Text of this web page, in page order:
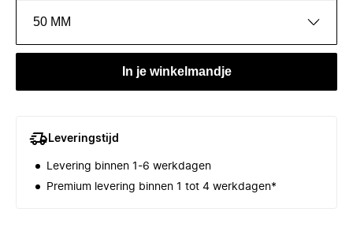
50 MM
In je winkelmandje
Leveringstijd
Levering binnen 1-6 werkdagen
Premium levering binnen 1 tot 4 werkdagen*